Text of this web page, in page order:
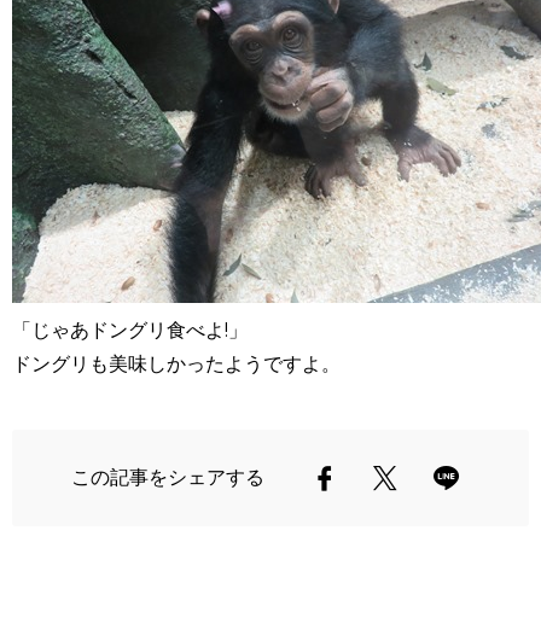
「じゃあドングリ食べよ!」
ドングリも美味しかったようですよ。
この記事をシェアする